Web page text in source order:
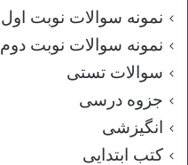
نمونه سوالات نوبت اول
نمونه سوالات نوبت دوم
سوالات تستی
جزوه درسی
انگیزشی
کتب ابتدایی